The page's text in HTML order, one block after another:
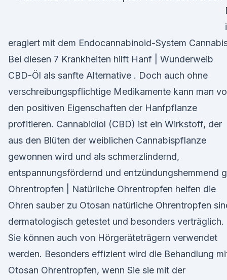
eragiert mit dem Endocannabinoid-System
Bei diesen 7 Krankheiten hilft Hanf | Wunderweib
CBD-Öl als sanfte Alternative . Doch auch ohne
verschreibungspflichtige Medikamente kann man
den positiven Eigenschaften der Hanfpflanze
profitieren. Cannabidiol (CBD) ist ein Wirkstoff, der
aus den Blüten der weiblichen Cannabispflanze
gewonnen wird und als schmerzlindernd,
entspannungsfördernd und entzündungshemmend
Ohrentropfen | Natürliche Ohrentropfen helfen die
Ohren sauber zu Otosan natürliche Ohrentropfen
dermatologisch getestet und besonders verträglich.
Sie können auch von Hörgeräteträgern verwendet
werden. Besonders effizient wird die Behandlung
Otosan Ohrentropfen, wenn Sie sie mit der